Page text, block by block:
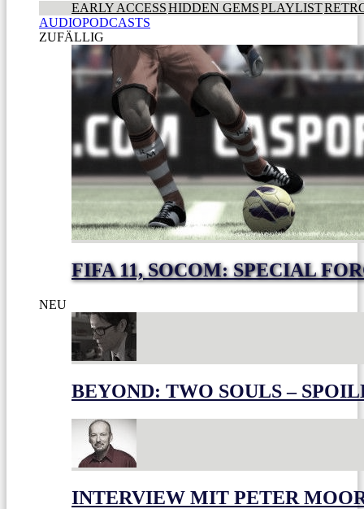
EARLY ACCESSHIDDEN GEMSPLAYLIST
AUDIOPODCASTS
ZUFÄLLIG
FIFA 11, SOCOM: SPECIAL
NEU
BEYOND: TWO SOULS –
INTERVIEW MIT PETER